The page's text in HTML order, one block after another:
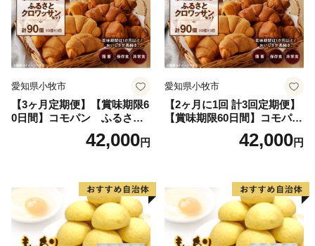
愛知県小牧市
【3ヶ月定期便】【賞味期限6
0日間】コモパン ふるさと
クロワッサンセット（計90
個）／災害用備蓄 保存食 非
42,000円
愛知県小牧市
【2ヶ月に1回 計3回定期便】
【賞味期限60日間】コモパ
ン ふるさとクロワッサンセ
ット（計90個）／災害用備蓄
42,000円